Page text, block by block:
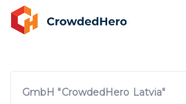
GmbH "CrowdedHero Latvia"